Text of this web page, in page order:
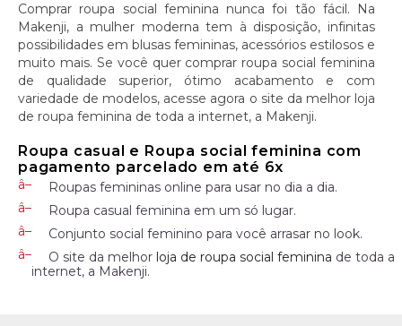
Comprar roupa social feminina nunca foi tão fácil. Na
Makenji, a mulher moderna tem à disposição, infinitas
possibilidades em blusas femininas, acessórios estilosos e
muito mais. Se você quer comprar roupa social feminina
de qualidade superior, ótimo acabamento e com
variedade de modelos, acesse agora o site da melhor loja
de roupa feminina de toda a internet, a Makenji.
Roupa casual e Roupa social feminina com
pagamento parcelado em até 6x
Roupas femininas online para usar no dia a dia.
Roupa casual feminina em um só lugar.
Conjunto social feminino para você arrasar no look.
O site da melhor loja de roupa social feminina de toda a
internet, a Makenji.